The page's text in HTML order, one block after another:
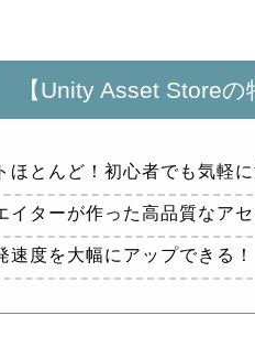
【Unity Asset Storeの
ほとんど！初心者でも気軽に
イターが作った高品質なアセ
速度を大幅にアップできる！